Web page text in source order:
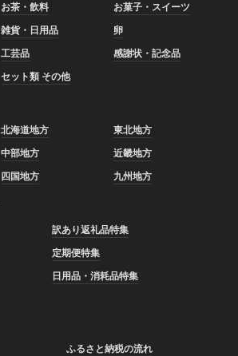
お茶・飲料
お菓子・スイーツ
雑貨・日用品
卵
工芸品
感謝状・記念品
セット類 その他
北海道地方
東北地方
中部地方
近畿地方
四国地方 九州地方
訳あり返礼品特集
定期便特集
日用品・消耗品特集
ふるさと納税の流れ